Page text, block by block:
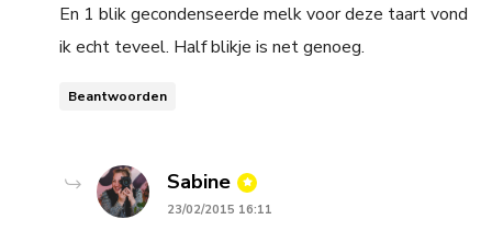
En 1 blik gecondenseerde melk voor deze taart vond
ik echt teveel. Half blikje is net genoeg.
Beantwoorden
Sabine says:
23/02/2015 16:11